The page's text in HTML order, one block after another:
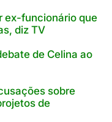
ex-funcionário que
diz TV
de Celina ao
sobre
de